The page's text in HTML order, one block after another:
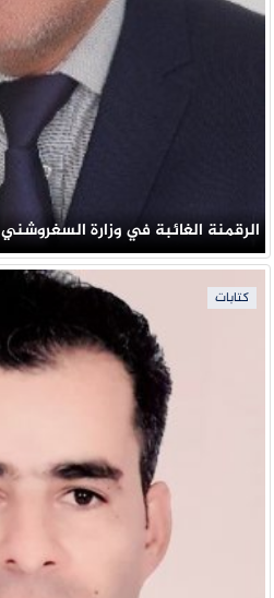
الرقمنة الغائبة في وزارة السغروشني
كتابات